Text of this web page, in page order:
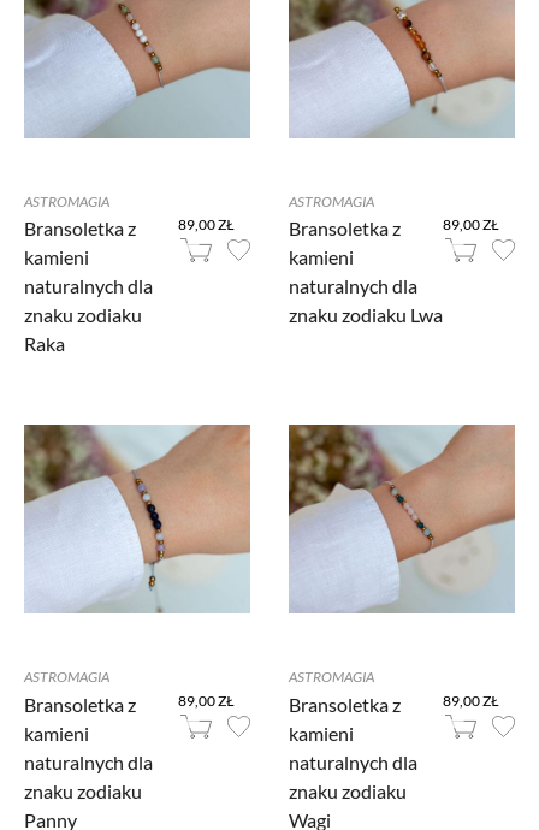
ASTROMAGIA
Bransoletka z
kamieni
naturalnych dla
znaku zodiaku
Raka
89,00 ZŁ
ASTROMAGIA
Bransoletka z
kamieni
naturalnych dla
znaku zodiaku Lwa
89,00 ZŁ
ASTROMAGIA
Bransoletka z
kamieni
naturalnych dla
znaku zodiaku
Panny
89,00 ZŁ
ASTROMAGIA
Bransoletka z
kamieni
naturalnych dla
znaku zodiaku
Wagi
89,00 ZŁ